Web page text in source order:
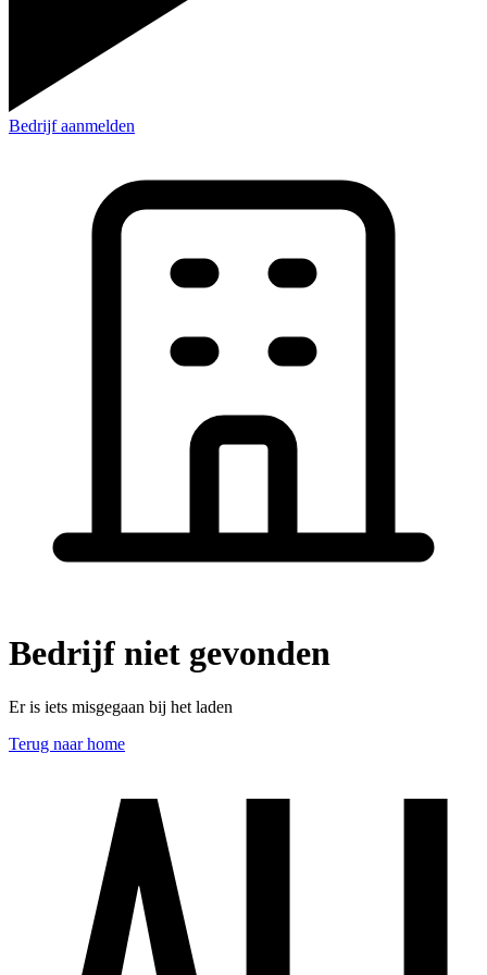
Bedrijf aanmelden
Bedrijf niet gevonden
Er is iets misgegaan bij het laden
Terug naar home